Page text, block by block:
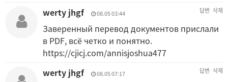
werty jhgf
08.05 03:44 답변 삭제
Заверенный перевод документов прислали
в PDF, всё четко и понятно.
https://cjicj.com/annisjoshua477
werty jhgf
08.05 07:17 답변 삭제